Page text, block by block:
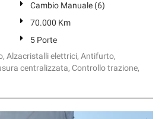
Cambio Manuale (6)
70.000 Km
5 Porte
Alzacristalli elettrici, Antifurto,
centralizzata, Controllo trazione,